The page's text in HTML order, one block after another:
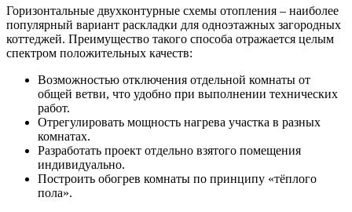
Горизонтальные двухконтурные схемы отопления – наиболее
популярный вариант раскладки для одноэтажных загородных
коттеджей. Преимущество такого способа отражается целым
спектром положительных качеств:
Возможностью отключения отдельной комнаты от
общей ветви, что удобно при выполнении технических
работ.
Отрегулировать мощность нагрева участка в разных
комнатах.
Разработать проект отдельно взятого помещения
индивидуально.
Построить обогрев комнаты по принципу «тёплого
пола».